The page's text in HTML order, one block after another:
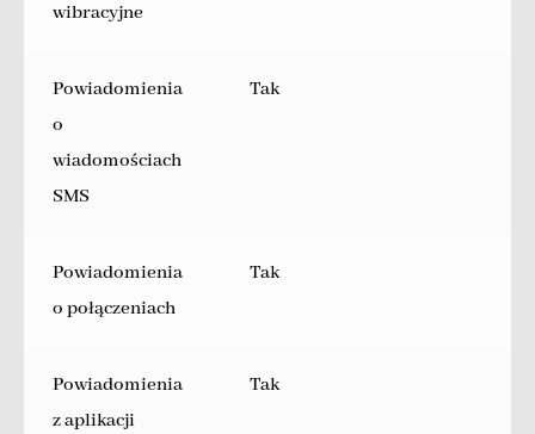
wibracyjne
Powiadomienia
o
wiadomościach
SMS
Tak
Powiadomienia
o połączeniach
Tak
Powiadomienia
z aplikacji
Tak